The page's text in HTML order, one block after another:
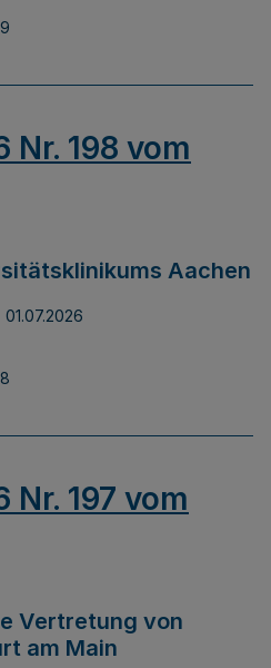
Nr. 198 vom
Aachen
01.07.2026
Nr. 197 vom
Vertretung von
am Main